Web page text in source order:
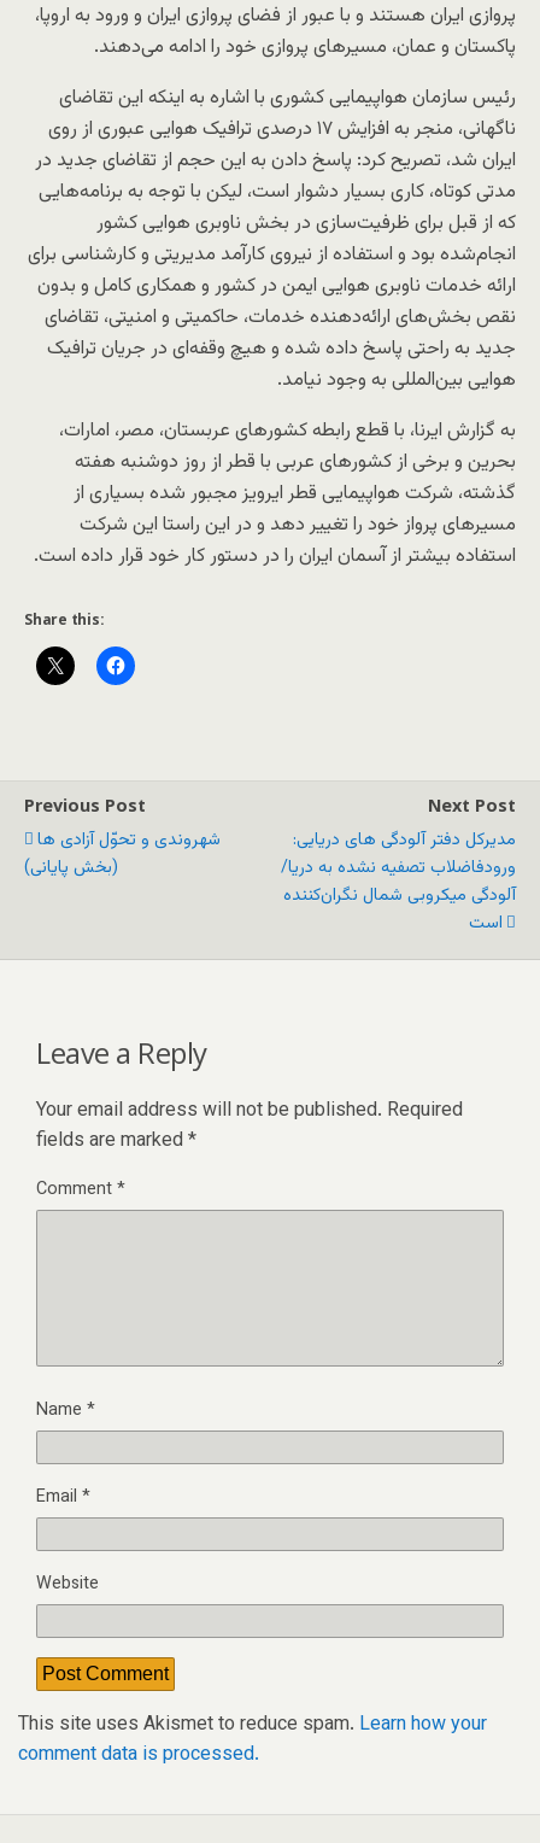
پروازی ایران هستند و با عبور از فضای پروازی ایران و ورود به اروپا،
پاکستان و عمان، مسیرهای پروازی خود را ادامه می‌دهند.
رئیس سازمان هواپیمایی کشوری با اشاره به اینکه این تقاضای
ناگهانی، منجر به افزایش ۱۷ درصدی ترافیک هوایی عبوری از روی
ایران شد، تصریح کرد: پاسخ دادن به این حجم از تقاضای جدید در
مدتی کوتاه، کاری بسیار دشوار است، لیکن با توجه به برنامه‌هایی
که از قبل برای ظرفیت‌سازی در بخش ناوبری هوایی کشور
انجام‌شده بود و استفاده از نیروی کارآمد مدیریتی و کارشناسی برای
ارائه خدمات ناوبری هوایی ایمن در کشور و همکاری کامل و بدون
نقص بخش‌های ارائه‌دهنده خدمات، حاکمیتی و امنیتی، تقاضای
جدید به ‌راحتی پاسخ‌ داده ‌شده و هیچ وقفه‌ای در جریان ترافیک
هوایی بین‌المللی به وجود نیامد.
به گزارش ایرنا، با قطع رابطه کشورهای عربستان، مصر، امارات،
بحرین و برخی از کشورهای عربی با قطر از روز دوشنبه هفته
گذشته، شرکت هواپیمایی قطر ایرویز مجبور شده بسیاری از
مسیرهای پرواز خود را تغییر دهد و در این راستا این شرکت
استفاده بیشتر از آسمان ایران را در دستور کار خود قرار داده است.
Share this:
Previous Post
شهروندی و تحوّل آزادی ها
(بخش پایانی)
Next Post
مدیرکل دفتر آلودگی های دریایی:
ورودفاضلاب تصفیه نشده به دریا/
آلودگی میکروبی شمال نگران‌کننده
است
Leave a Reply
Your email address will not be published. Required
fields are marked *
Comment*
Name *
Email *
Website
This site uses Akismet to reduce spam. Learn how your
comment data is processed.